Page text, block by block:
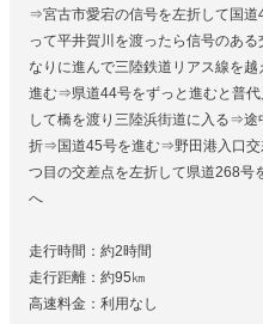
⇒宮古市愛宕の信号を左折して国
って平井賀川を渡ったら信号のあ
なりに進んで三陸鉄道リアス線を
進む⇒県道44号をずっと進むと普
して橋を渡り三陸浜街道に入る⇒
折⇒国道45号を進む⇒野田港入口
つ目の交差点を左折して県道268
へ
走行時間：約2時間
走行距離：約95㎞
高速料金：利用なし